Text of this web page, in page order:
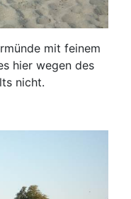
mit feinem
hier wegen des
nicht.